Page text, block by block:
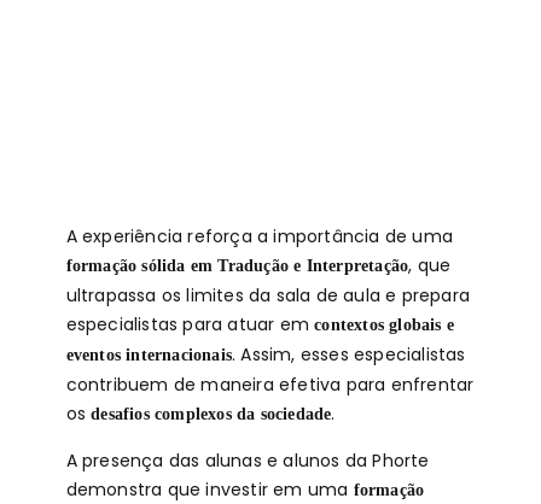
A experiência reforça a importância de uma
formação sólida em Tradução e Interpretação, que
ultrapassa os limites da sala de aula e prepara
especialistas para atuar emcontextos globais e
eventos internacionais. Assim, esses especialistas
contribuem de maneira efetiva para enfrentar
osdesafios complexos da sociedade.
A presença das alunas e alunos da Phorte
demonstra que investir em uma formação